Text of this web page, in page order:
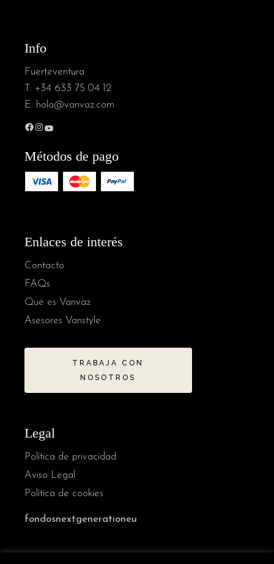
Info
Fuerteventura
T: +34 633 75 04 12
E: hola@vanvaz.com
Métodos de pago
Enlaces de interés
Contacto
FAQs
Qué es Vanvaz
Asesores Vanstyle
TRABAJA CON
NOSOTROS
Legal
Política de privacidad
Aviso Legal
Política de cookies
fondosnextgenerationeu